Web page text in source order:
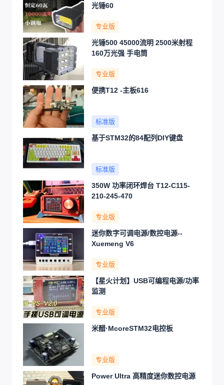
光锤60
专业版
光锤500 45000流明 2500米射程
160万光强 手电筒
专业版
便携T12 -主板616
标准版
基于STM32的84配列DIY键盘
标准版
350W 功率闭环焊台 T12-C115-
210-245-470
专业版
迷你数字可调电源/数控电源--
Xuemeng V6
专业版
【星火计划】USB可编程电源/功率
监测
专业版
米醋·McoreSTM32电控板
专业版
Power Ultra 高精度迷你数控电源